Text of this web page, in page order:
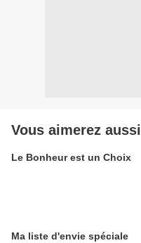
Vous aimerez aussi
Le Bonheur est un Choix
Ma liste d'envie spéciale